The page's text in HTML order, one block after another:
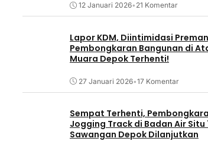
12 Januari 2026• 21 Komentar
Lapor KDM, Diintimidasi
Pembongkaran Bangunan di
Muara Depok Terhenti!
27 Januari 2026•17 Komentar
Sempat Terhenti,
Jogging Track di Badan Air Situ
Sawangan Depok Dilanjutkan